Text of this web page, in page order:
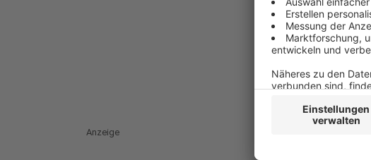
Anzeige